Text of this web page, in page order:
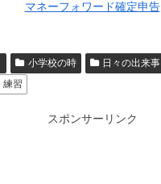
マネーフォワード確定申告
小学校の時 日々の出来事
練習
スポンサーリンク